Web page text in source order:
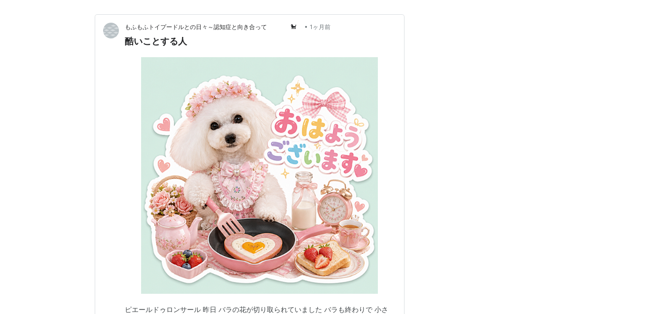
もふもふトイプードルとの日々～認知症と向き合って 🐩 • 1ヶ月前
酷いことする人
ピエールドゥロンサール 昨日 バラの花が切り取られていました バラも終わりで 小さ